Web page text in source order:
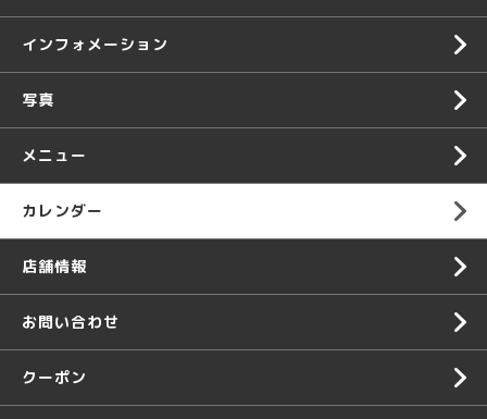
インフォメーション
写真
メニュー
カレンダー
店舗情報
お問い合わせ
クーポン